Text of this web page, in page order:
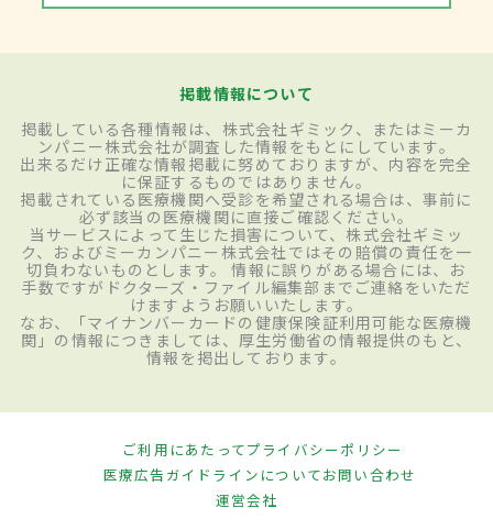
掲載情報について
掲載している各種情報は、株式会社ギミック、またはミーカ
ンパニー株式会社が調査した情報をもとにしています。
出来るだけ正確な情報掲載に努めておりますが、内容を完全
に保証するものではありません。
掲載されている医療機関へ受診を希望される場合は、事前に
必ず該当の医療機関に直接ご確認ください。
当サービスによって生じた損害について、株式会社ギミッ
ク、およびミーカンパニー株式会社ではその賠償の責任を一
切負わないものとします。 情報に誤りがある場合には、お
手数ですがドクターズ・ファイル編集部までご連絡をいただ
けますようお願いいたします。
なお、「マイナンバーカードの健康保険証利用可能な医療機
関」の情報につきましては、厚生労働省の情報提供のもと、
情報を掲出しております。
ご利用にあたってプライバシーポリシー
医療広告ガイドラインについてお問い合わせ
運営会社